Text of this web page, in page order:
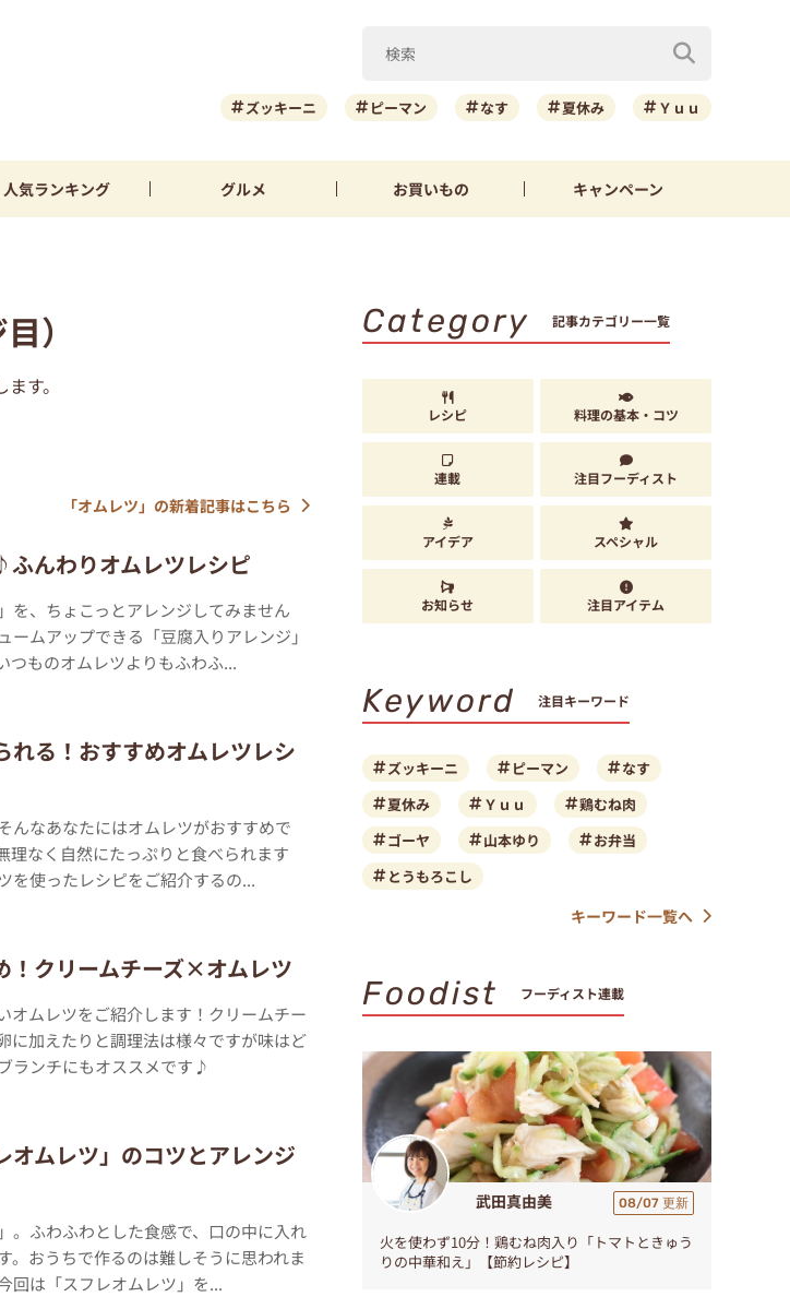
ズッキーニ ピーマン なす 夏休み Ｙｕｕ
人気ランキング グルメ お買いもの キャンペーン
）
す。
「オムレツ」の新着記事はこちら
んわりオムレツレシピ
を、ちょこっとアレンジしてみません
ムアップできる「豆腐入りアレンジ」
つものオムレツよりもふわふ...
れる！おすすめオムレツレシ
んなあなたにはオムレツがおすすめで
理なく自然にたっぷりと食べられます
を使ったレシピをご紹介するの...
！クリームチーズ×オムレツ
オムレツをご紹介します！クリームチー
に加えたりと調理法は様々ですが味はど
ランチにもオススメです♪
ムレツ」のコツとアレンジ
。ふわふわとした食感で、口の中に入れ
。おうちで作るのは難しそうに思われま
回は「スフレオムレツ」を...
Category 記事カテゴリー一覧
レシピ 料理の基本・コツ
連載 注目フーディスト
アイデア スペシャル
お知らせ 注目アイテム
Keyword 注目キーワード
ズッキーニ ピーマン
なす
夏休み
Ｙｕｕ
鶏むね肉
ゴーヤ
山本ゆり
お弁当
とうもろこし
キーワード一覧へ
Foodist フーディスト連載
武田真由美 08/07 更新
火を使わず10分！鶏むね肉入り「トマトときゅう
りの中華和え」【節約レシピ】